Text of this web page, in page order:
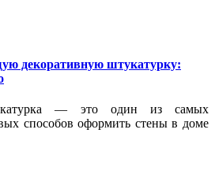
декоративную штукатурку:
— это один из самых
способов оформить стены в доме